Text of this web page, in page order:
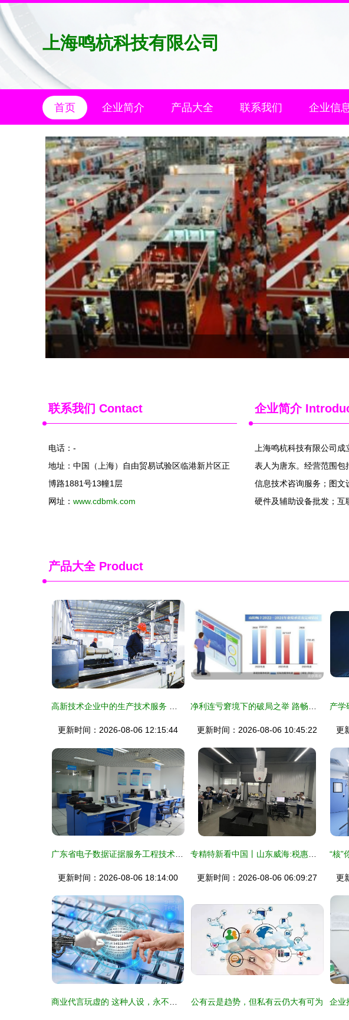
上海鸣杭科技有限公司
首页 企业简介 产品大全 联系我们 企业信
联系我们 Contact
电话：-
地址：中国（上海）自由贸易试验区临港新片区正
博路1881号13幢1层
网址： www.cdbmk.com
企业简介
上海鸣杭科技有限公司
表人为唐东。经营范围包
信息技术咨询服务；图
硬件及辅助设备批发；互
产品大全Product
更新时间：2026-08-06 12:15:44 更新时间：2026-08-06 10:45:22 更
更新时间：2026-08-06 18:14:00 更新时间：2026-08-06 06:09:27 更
公有云是趋势，但私有云仍大有可为